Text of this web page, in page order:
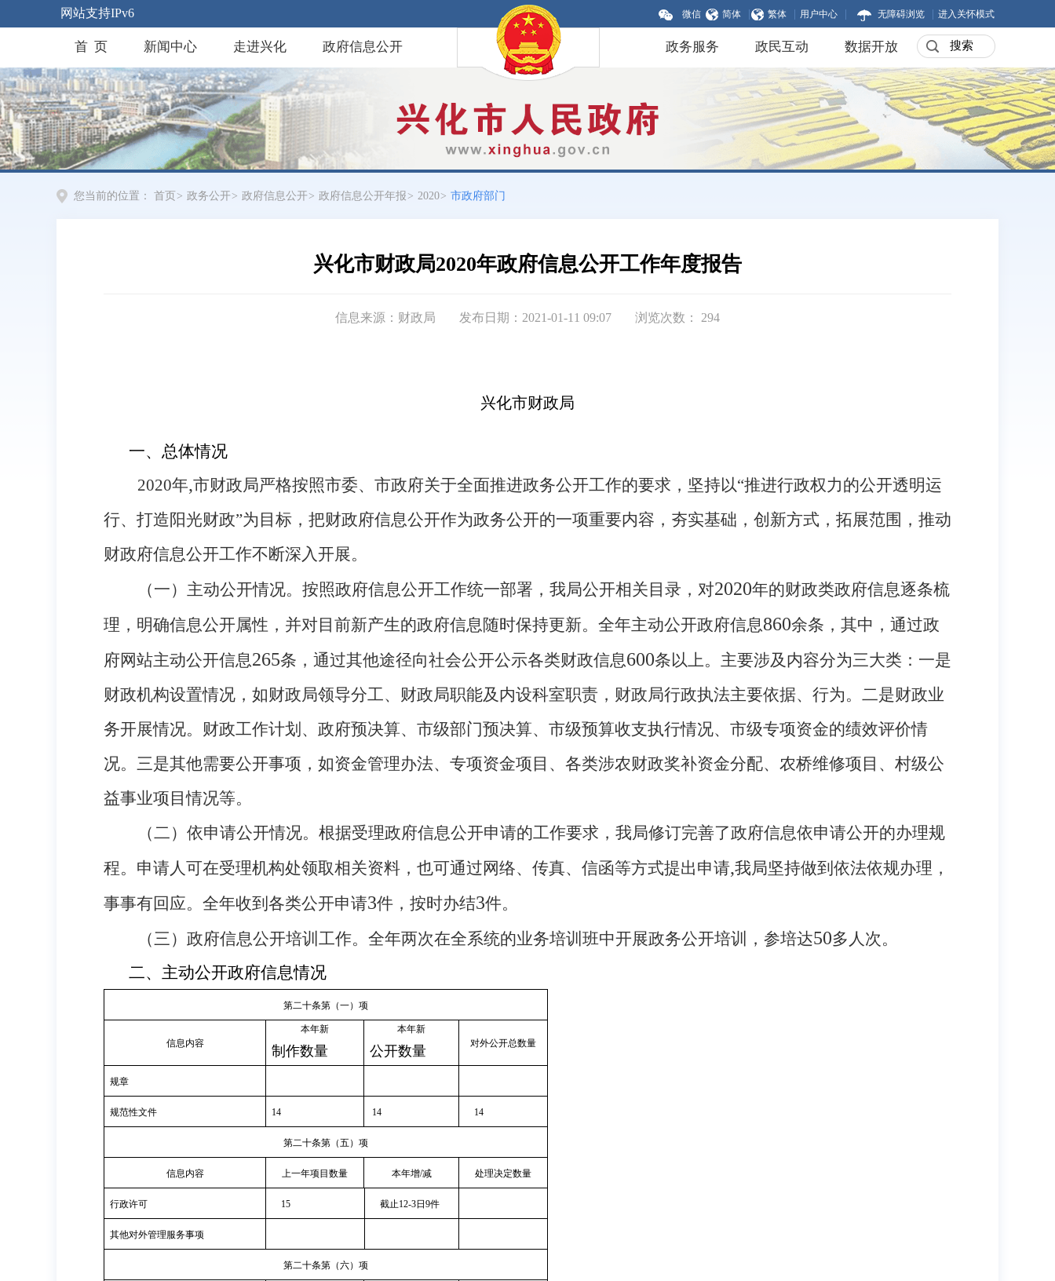
网站支持IPv6 微信 简体 繁体 用户中心 无障碍浏览 进入关怀模式
首 页 新闻中心 走进兴化 政府信息公开 政务服务 政民互动 数据开放
您当前的位置： 首页 > 政务公开> 政府信息公开> 政府信息公开年报 > 2020> 市政府部门
兴化市财政局2020年政府信息公开工作年度报告
信息来源：财政局 发布日期：2021-01-11 09:07 浏览次数： 294
兴化市财政局
一、总体情况
2020年,市财政局严格按照市委、市政府关于全面推进政务公开工作的要求，坚持以“推进行政权力的公开透明运
行、打造阳光财政”为目标，把财政府信息公开作为政务公开的一项重要内容，夯实基础，创新方式，拓展范围，推动
财政府信息公开工作不断深入开展。
（一）主动公开情况。 按照政府信息公开工作统一部署，我局公开相关目录，对2020年的财政类政府信息逐条梳
理，明确信息公开属性，并对目前新产生的政府信息随时保持更新。全年主动公开政府信息860余条，其中，通过政
府网站主动公开信息265条，通过其他途径向社会公开公示各类财政信息600条以上。主要涉及内容分为三大类：一是
财政机构设置情况，如财政局领导分工、财政局职能及内设科室职责，财政局行政执法主要依据、行为。二是财政业
务开展情况。财政工作计划、政府预决算、市级部门预决算、市级预算收支执行情况、市级专项资金的绩效评价情
况。三是其他需要公开事项，如资金管理办法、专项资金项目、各类涉农财政奖补资金分配、农桥维修项目、村级公
益事业项目情况等。
（二）依申请公开情况。 根据受理政府信息公开申请的工作要求，我局修订完善了政府信息依申请公开的办理规
程。申请人可在受理机构处领取相关资料，也可通过网络、传真、信函等方式提出申请,我局坚持做到依法依规办理，
事事有回应。全年收到各类公开申请3件，按时办结3件。
（三）政府信息公开培训工作。 全年两次在全系统的业务培训班中开展政务公开培训，参培达50多人次。
二、主动公开政府信息情况
第二十条第（一）项
信息内容
本年新
制作数量
本年新
公开数量 对外公开总数量
规章
规范性文件 14 14 14
第二十条第（五）项
信息内容 上一年项目数量 本年增/减 处理决定数量
行政许可 15 截止12-3日 9件
其他对外管理服务事项
第二十条第（六）项